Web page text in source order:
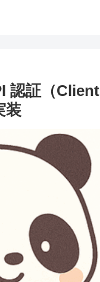
認証（
装